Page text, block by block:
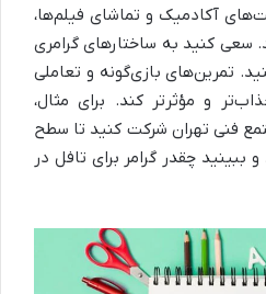
آکادمیک و تماشای فیلم‌ها،
سعی کنید به ساختارهای گرامری
تمرین‌های بازی‌گونه و تعاملی
و مؤثرتر کند. برای مثال،
فنی تهران شرکت کنید تا سطح
ببینید چقدر گرامر برای تافل در